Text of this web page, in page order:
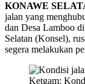
KONAWE
jalan yang
dan Desa Lamboo
Selatan (Konsel),
segera melakukan
Ketgam: